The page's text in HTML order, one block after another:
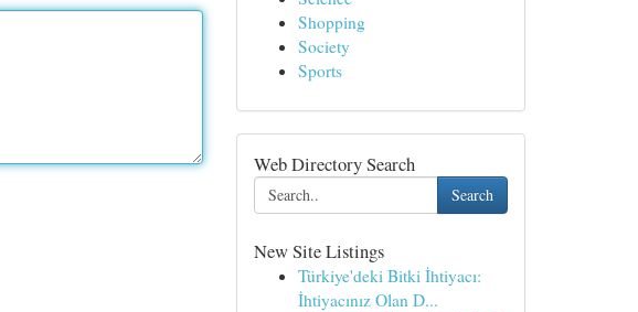
Shopping
Society
Sports
Web Directory Search
Search
New Site Listings
Türkiye'deki Bitki İhtiyacı:
İhtiyacınız Olan D...